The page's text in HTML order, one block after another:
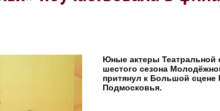
Юные актеры Театральной
шестого сезона
притянул к Большой сцене
Подмосковья.